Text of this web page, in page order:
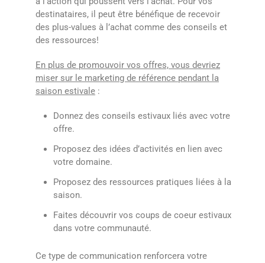
destinataires, il peut être bénéfique de recevoir
des plus-values à l’achat comme des conseils et
des ressources!
En plus de promouvoir vos offres, vous devriez
miser sur le marketing de référence pendant la
saison estivale :
Donnez des conseils estivaux liés avec votre
offre.
Proposez des idées d’activités en lien avec
votre domaine.
Proposez des ressources pratiques liées à la
saison.
Faites découvrir vos coups de coeur estivaux
dans votre communauté.
Ce type de communication renforcera votre